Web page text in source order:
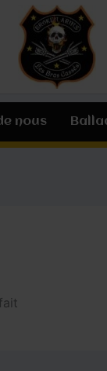
nous